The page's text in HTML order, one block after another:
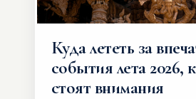
Куда лететь за
события лета 2026,
стоят внимания